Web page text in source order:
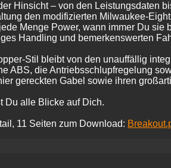
Hinsicht – von den Leistungsdaten
den modifizierten Milwaukee-
Menge Power, wann immer Du
Handling und bemerkenswerten
Stil bleibt von den unauffällig
ABS, die Antriebsschlupfregelung
gereckten Gabel sowie ihren
Du alle Blicke auf Dich.
11 Seiten zum Download: